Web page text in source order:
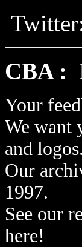
CBA :
Your
We want
and logos.
Our
1997.
See our
here!